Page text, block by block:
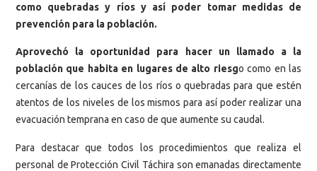
como quebradas y ríos y así poder tomar medidas de
prevención para la población.
Aprovechó la oportunidad para hacer un llamado a la
población que habita en lugares de alto riesgo como en las
cercanías de los cauces de los ríos o quebradas para que estén
atentos de los niveles de los mismos para así poder realizar una
evacuación temprana en caso de que aumente su caudal.
Para destacar que todos los procedimientos que realiza el
personal de Protección Civil Táchira son emanadas directamente